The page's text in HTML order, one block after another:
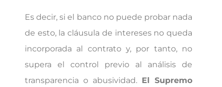
Es decir, si el banco no puede probar nada
de esto, la cláusula de intereses no queda
incorporada al contrato y, por tanto, no
supera el control previo al análisis de
transparencia o abusividad. El Supremo